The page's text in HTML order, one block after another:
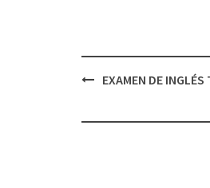
Navegación
EXAMEN DE